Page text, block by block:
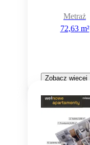
Metraż
72,63 m²
Zobacz więcej